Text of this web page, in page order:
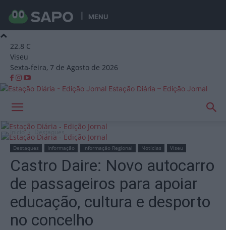
MENU
22.8 C
Viseu
Sexta-feira, 7 de Agosto de 2026
Estação Diária – Edição Jornal
Início Destaques
Destaques Informação Informação Regional Notícias Viseu
Castro Daire: Novo autocarro
de passageiros para apoiar
educação, cultura e desporto
no concelho